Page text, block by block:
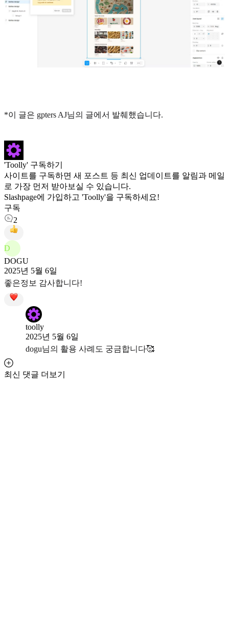
*이 글은 gpters AJ님의 글에서 발췌했습니다.
'Toolly' 구독하기
사이트를 구독하면 새 포스트 등 최신 업데이트를 알림과 메일
로 가장 먼저 받아보실 수 있습니다.
Slashpage에 가입하고 'Toolly'을 구독하세요!
구독
2
D
DOGU
2025년 5월 6일
좋은정보 감사합니다!
toolly
2025년 5월 6일
dogu님의 활용 사례도 궁금합니다🥰
최신 댓글 더보기